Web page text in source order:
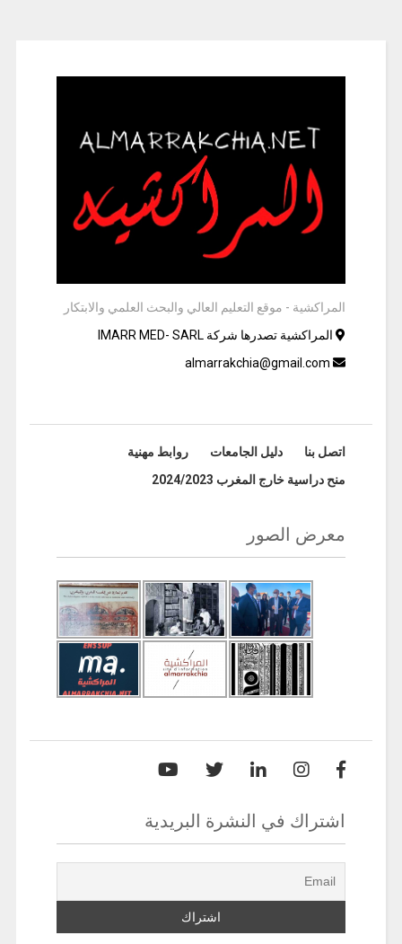
المراكشية - موقع التعليم العالي والبحث العلمي والابتكار
المراكشية تصدرها شركة IMARR MED- SARL
almarrakchia@gmail.com
اتصل بنا دليل الجامعات
روابط مهنية
منح دراسية خارج المغرب 2024/2023
معرض الصور
اشتراك في النشرة البريدية